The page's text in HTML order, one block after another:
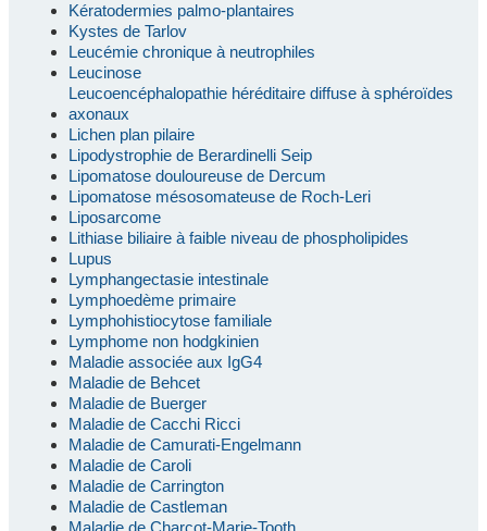
Kératodermies palmo-plantaires
Kystes de Tarlov
Leucémie chronique à neutrophiles
Leucinose
Leucoencéphalopathie héréditaire diffuse à sphéroïdes
axonaux
Lichen plan pilaire
Lipodystrophie de Berardinelli Seip
Lipomatose douloureuse de Dercum
Lipomatose mésosomateuse de Roch-Leri
Liposarcome
Lithiase biliaire à faible niveau de phospholipides
Lupus
Lymphangectasie intestinale
Lymphoedème primaire
Lymphohistiocytose familiale
Lymphome non hodgkinien
Maladie associée aux IgG4
Maladie de Behcet
Maladie de Buerger
Maladie de Cacchi Ricci
Maladie de Camurati-Engelmann
Maladie de Caroli
Maladie de Carrington
Maladie de Castleman
Maladie de Charcot-Marie-Tooth